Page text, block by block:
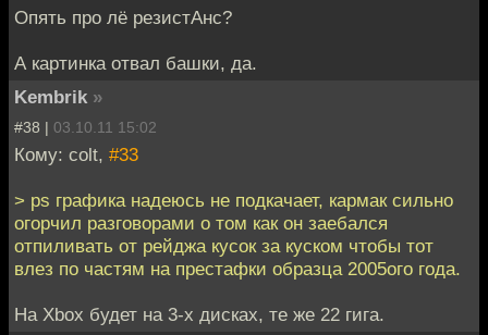
Опять про лё резистАнс?
А картинка отвал башки, да.
Kembrik »
#38 | 03.10.11 15:02
Кому: colt, #33
> ps графика надеюсь не подкачает, кармак сильно
огорчил разговорами о том как он заебался
отпиливать от рейджа кусок за куском чтобы тот
влез по частям на престафки образца 2005ого года.
На Xbox будет на 3-х дисках, те же 22 гига.